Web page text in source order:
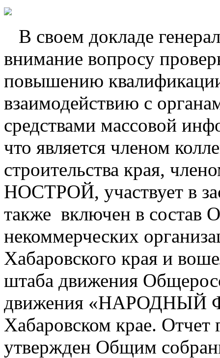
В своем докладе
внимание вопросу
повышению
взаимодействию с
средствами массовой
что является членом
строительства края,
НОСТРОЙ, участвует в
также включен в состав
некоммерческих
Хабаровского края и
штаба движения
движения
Хабаровском крае. Отчет
утвержден Общим